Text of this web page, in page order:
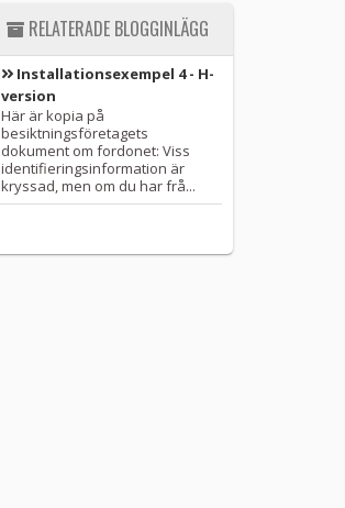
RELATERADE BLOGGINLÄGG
Installationsexempel 4 - H-
version
Här är kopia på
besiktningsföretagets
dokument om fordonet: Viss
identifieringsinformation är
kryssad, men om du har frå...